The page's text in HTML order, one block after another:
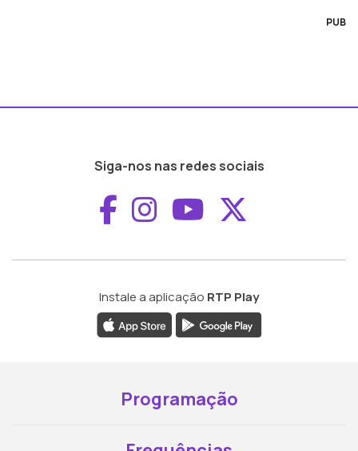
PUB
Siga-nos nas redes sociais
Aceder ao
Aceder ao
Aceder ao
Instale a aplicação RTP Play
Programação